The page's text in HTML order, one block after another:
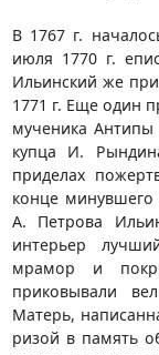
В 1767 г.
июля 1770 г.
Ильинский же
1771 г. Еще один
мученика
купца И.
приделах
конце
А. Петрова
интерьер
мрамор и
приковывали
Матерь,
ризой в память